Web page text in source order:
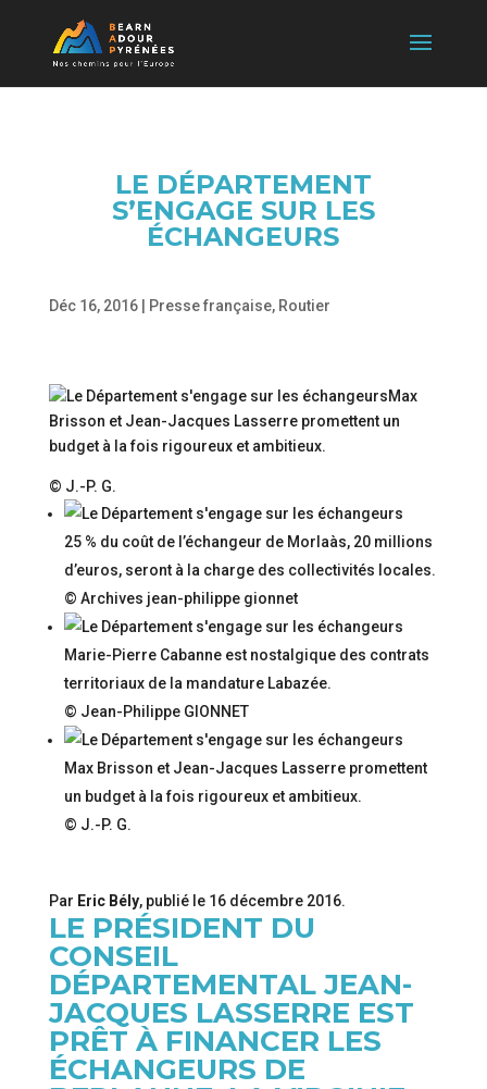
LE DÉPARTEMENT
S’ENGAGE SUR LES
ÉCHANGEURS
Déc 16, 2016| Presse française, Routier
Max
Brisson et Jean-Jacques Lasserre promettent un
budget à la fois rigoureux et ambitieux.
© J.-P. G.
25 % du coût de l’échangeur de Morlaàs, 20 millions
d’euros, seront à la charge des collectivités locales.
© Archives jean-philippe gionnet
Marie-Pierre Cabanne est nostalgique des contrats
territoriaux de la mandature Labazée.
© Jean-Philippe GIONNET
Max Brisson et Jean-Jacques Lasserre promettent
un budget à la fois rigoureux et ambitieux.
© J.-P. G.
Par Eric Bély, publié le 16 décembre 2016.
LE PRÉSIDENT DU
CONSEIL
DÉPARTEMENTAL JEAN-
JACQUES LASSERRE EST
PRÊT À FINANCER LES
ÉCHANGEURS DE